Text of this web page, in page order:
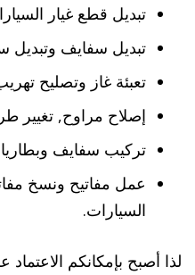
تبديل قطع غيار
تبديل سفايف وتبديل
تعبئة غاز وتصليح
إصلاح مراوح, تغيير
تركيب سفايف
عمل مفاتيح ونسخ
السيارات.
لذا أصبح بإمكانكم